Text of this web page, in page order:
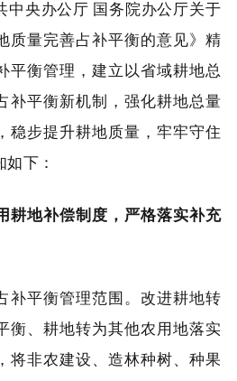
央办公厅 国务院办公厅关于
质量完善占补平衡的意见》精
平衡管理，建立以省域耕地总
补平衡新机制，强化耕地总量
稳步提升耕地质量，牢牢守住
下：
耕地补偿制度，严格落实补充
平衡管理范围。改进耕地转
衡、耕地转为其他农用地落实
将非农建设、造林种树、种果